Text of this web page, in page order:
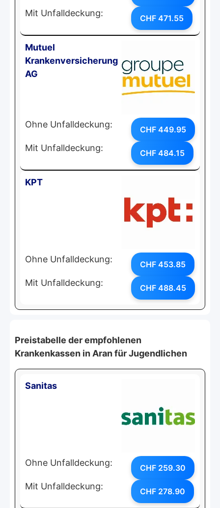
Mit Unfalldeckung: CHF 471.55
Mutuel
Krankenversicherung
AG
Ohne Unfalldeckung: CHF 449.95
Mit Unfalldeckung: CHF 484.15
KPT
Ohne Unfalldeckung: CHF 453.85
Mit Unfalldeckung: CHF 488.45
Preistabelle der empfohlenen
Krankenkassen in Aran für Jugendlichen
Sanitas
Ohne Unfalldeckung: CHF 259.30
Mit Unfalldeckung: CHF 278.90